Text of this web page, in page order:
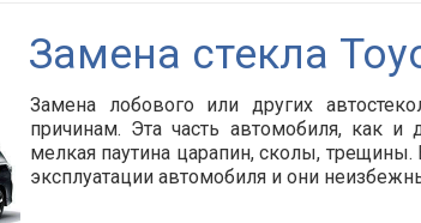
Замена стекла
Замена лобового или других
причинам. Эта часть автомобиля, как и
мелкая паутина царапин, сколы,
эксплуатации автомобиля и они